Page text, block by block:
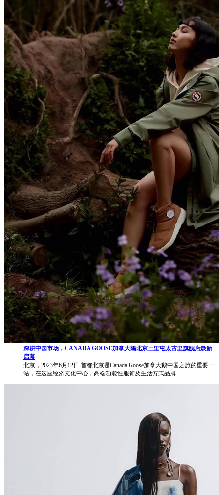
深耕中国市场，CANADA GOOSE加拿大鹅北京三里屯太古里旗舰店焕新
启幕
北京，2023年6月12日 首都北京是Canada Goose加拿大鹅中国之旅的重要一
站，在这座经济文化中心，高端功能性服饰及生活方式品牌..